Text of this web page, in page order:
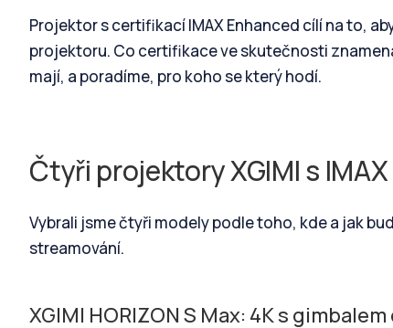
Projektor s certifikací IMAX Enhanced cílí na to,
projektoru. Co certifikace ve skutečnosti
mají, a poradíme, pro koho se který hodí.
Čtyři projektory XGIMI s
Vybrali jsme čtyři modely podle toho, kde a jak
streamování.
XGIMI HORIZON S Max: 4K s